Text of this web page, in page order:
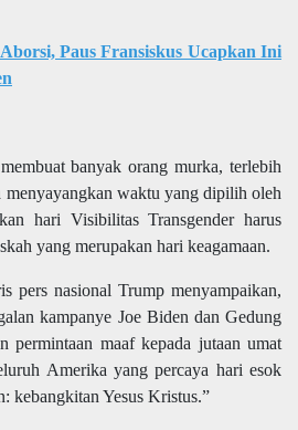
Paus Fransiskus Ucapkan Ini
banyak orang murka, terlebih
waktu yang dipilih oleh
hari Visibilitas Transgender harus
yang merupakan hari keagamaan.
pers nasional Trump menyampaikan,
kampanye Joe Biden dan Gedung
permintaan maaf kepada jutaan umat
Amerika yang percaya hari esok
kebangkitan Yesus Kristus.”